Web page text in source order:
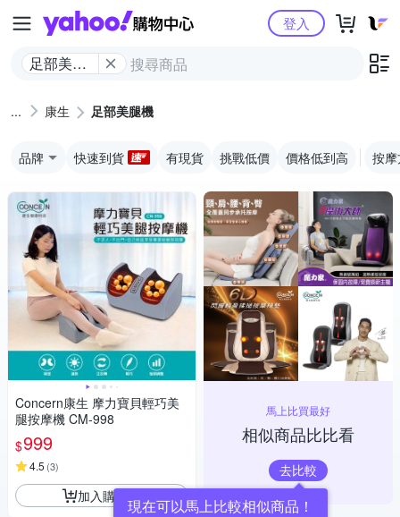
Yahoo購物中心
足部美腿
登入
康生 足部美腿機
品牌 快速到貨 有現貨 挑戰低價 價格低到高 按
Concern康生 摩力寶貝輕巧美
腿按摩機 CM-998
$999
4.5 (3)
加入購物車
馬上比買最好
相似商品比比看
去比較
現在可以馬上比較相似商品！